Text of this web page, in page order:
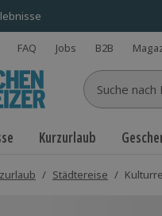
FAQ Jobs B2B
Suche nach
Kurzurlaub
/ Städtereise /